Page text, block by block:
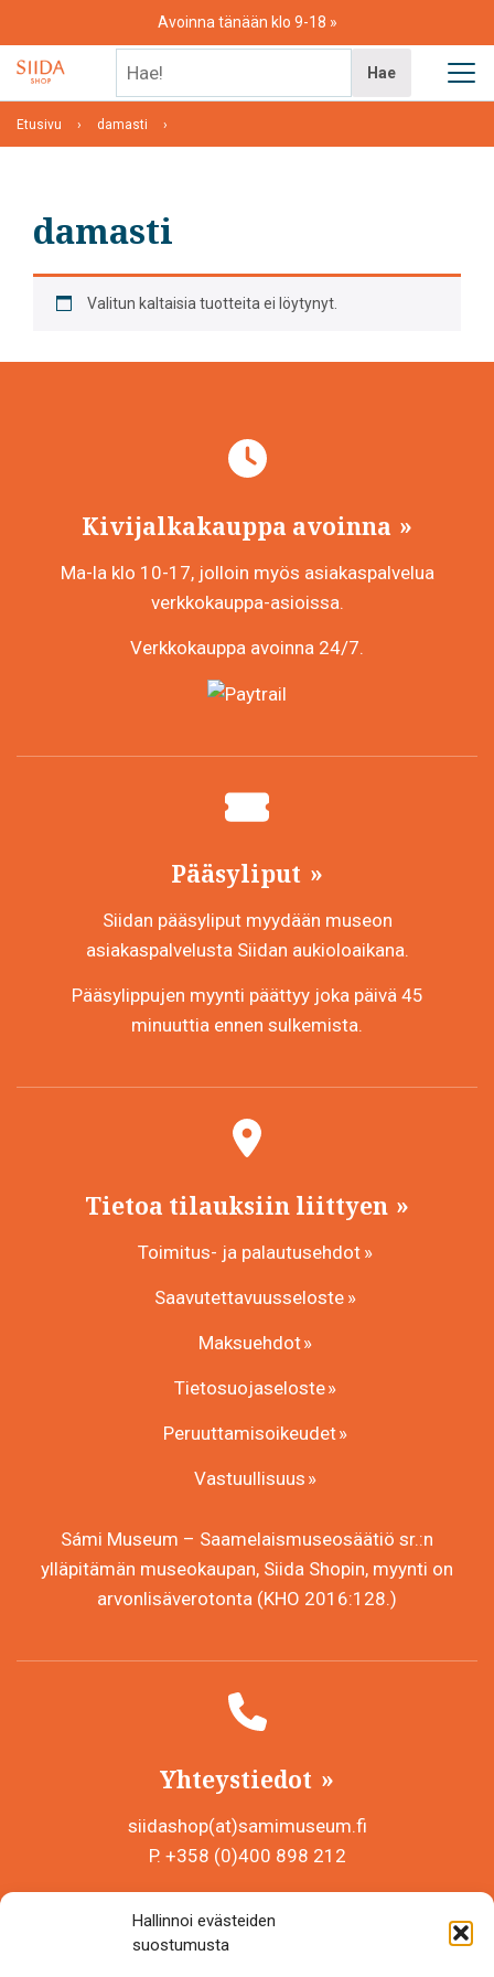
Hallinnoi evästeiden
suostumusta
content
Avoinna tänään klo 9-18
Hae
Etusivu damasti
damasti
Valitun kaltaisia tuotteita ei löytynyt.
Kivijalkakauppa avoinna
Ma-la klo 10-17, jolloin myös asiakaspalvelua
verkkokauppa-asioissa.
Verkkokauppa avoinna 24/7.
Pääsyliput
Siidan pääsyliput myydään museon
asiakaspalvelusta Siidan aukioloaikana.
Pääsylippujen myynti päättyy joka päivä 45
minuuttia ennen sulkemista.
Tietoa tilauksiin liittyen
Toimitus- ja palautusehdot
Saavutettavuusseloste
Maksuehdot
Tietosuojaseloste
Peruuttamisoikeudet
Vastuullisuus
Sámi Museum – Saamelaismuseosäätiö sr.:n
ylläpitämän museokaupan, Siida Shopin, myynti on
arvonlisäverotonta (KHO 2016:128.)
Yhteystiedot
siidashop(at)samimuseum.fi
P. +358 (0)400 898 212
Y-tunnus 0625907-2